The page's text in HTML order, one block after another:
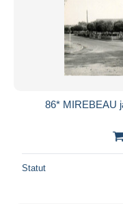
86* MIREBEAU
Statut